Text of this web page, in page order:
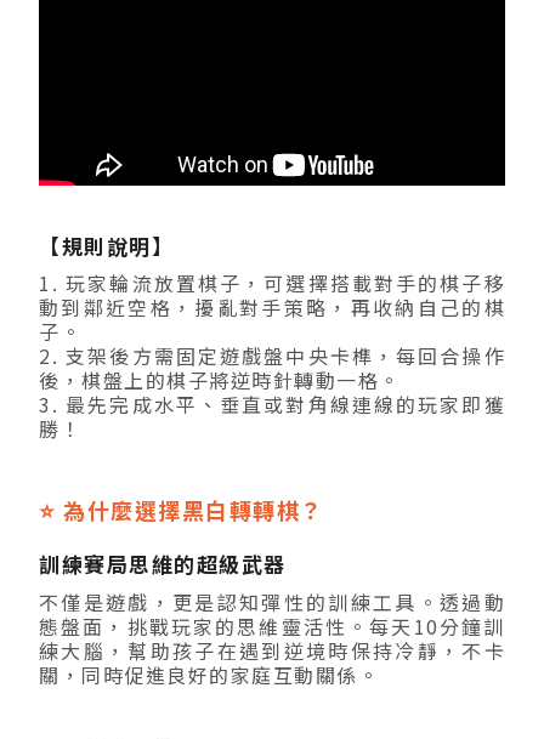
【規則說明】
1. 玩家輪流放置棋子，可選擇搭載對手的棋子移
動到鄰近空格，擾亂對手策略，再收納自己的棋
子。
2. 支架後方需固定遊戲盤中央卡榫，每回合操作
後，棋盤上的棋子將逆時針轉動一格。
3. 最先完成水平、垂直或對角線連線的玩家即獲
勝！
⭐ 為什麼選擇黑白轉轉棋？
訓練賽局思維的超級武器
不僅是遊戲，更是認知彈性的訓練工具。透過動
態盤面，挑戰玩家的思維靈活性。每天10分鐘訓
練大腦，幫助孩子在遇到逆境時保持冷靜，不卡
關，同時促進良好的家庭互動關係。